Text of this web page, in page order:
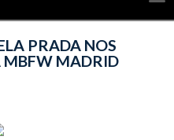
PRADA NOS
MBFW MADRID